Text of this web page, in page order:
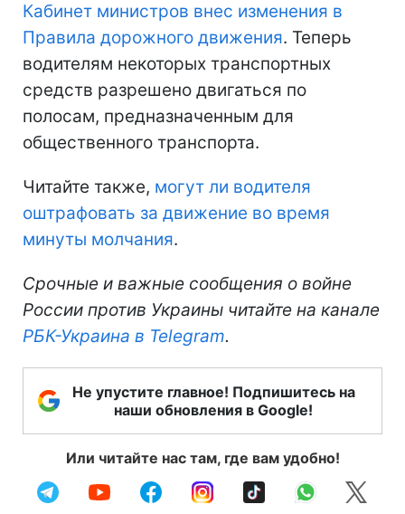
Кабинет министров внес изменения в
Правила дорожного движения. Теперь
водителям некоторых транспортных
средств разрешено двигаться по
полосам, предназначенным для
общественного транспорта.
Читайте также, могут ли водителя
оштрафовать за движение во время
минуты молчания.
Срочные и важные сообщения о войне
России против Украины читайте на канале
РБК-Украина в Telegram.
Не упустите главное! Подпишитесь на
наши обновления в Google!
Или читайте нас там, где вам удобно!